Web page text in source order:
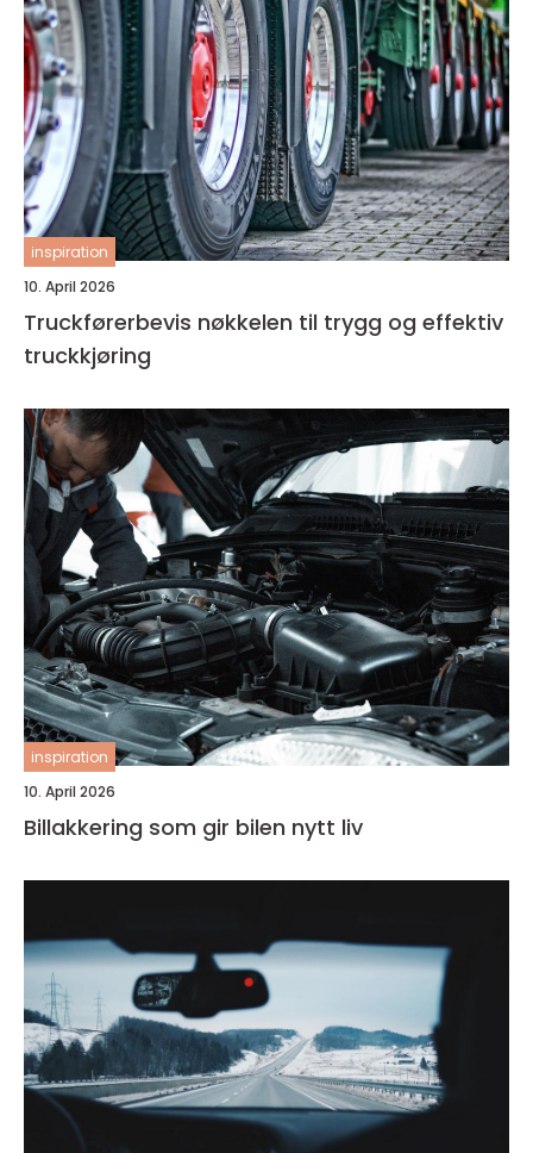
inspiration
10. April 2026
Truckførerbevis nøkkelen til trygg og effektiv
truckkjøring
inspiration
10. April 2026
Billakkering som gir bilen nytt liv